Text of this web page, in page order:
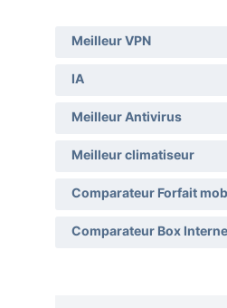
Meilleur VPN
IA
Meilleur Antivirus
Meilleur climatiseur
Comparateur Forfait
Comparateur Box